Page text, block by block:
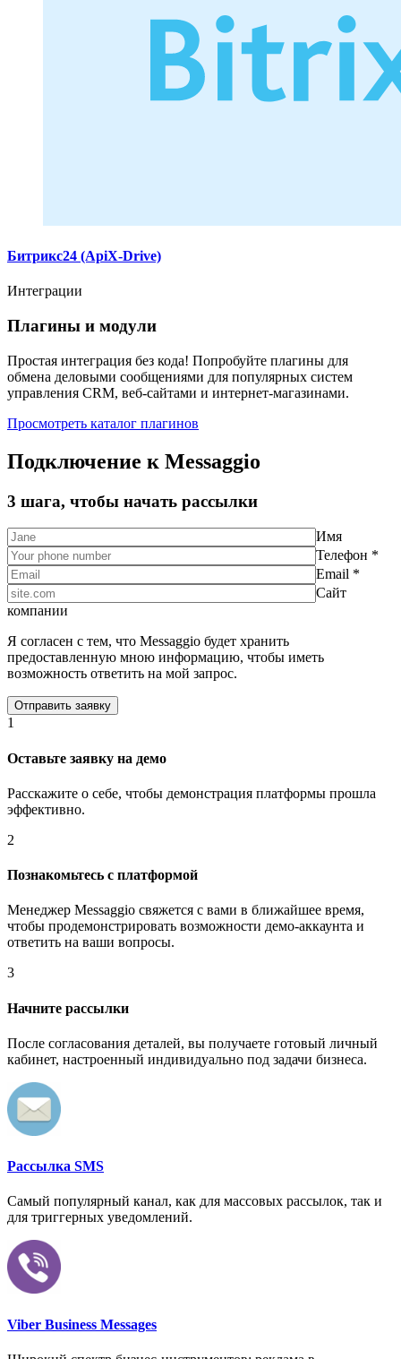
Битрикс24 (ApiX-Drive)
Интеграции
Плагины и модули
Простая интеграция без кода! Попробуйте плагины для
обмена деловыми сообщениями для популярных систем
управления CRM, веб-сайтами и интернет-магазинами.
Просмотреть каталог плагинов
Подключение к Messaggio
3 шага, чтобы начать рассылки
Имя
Телефон *
Email *
Сайт
компании
Я согласен с тем, что Messaggio будет хранить
предоставленную мною информацию, чтобы иметь
возможность ответить на мой запрос.
1
Оставьте заявку на демо
Расскажите о себе, чтобы демонстрация платформы прошла
эффективно.
2
Познакомьтесь с платформой
Менеджер Messaggio свяжется с вами в ближайшее время,
чтобы продемонстрировать возможности демо-аккаунта и
ответить на ваши вопросы.
3
Начните рассылки
После согласования деталей, вы получаете готовый личный
кабинет, настроенный индивидуально под задачи бизнеса.
Рассылка SMS
Самый популярный канал, как для массовых рассылок, так и
для триггерных уведомлений.
Viber Business Messages